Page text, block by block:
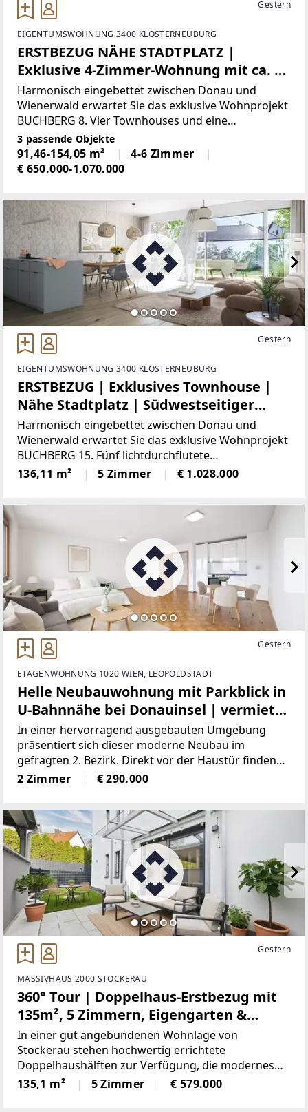
Gestern
EIGENTUMSWOHNUNG 3400 KLOSTERNEUBURG
ERSTBEZUG NÄHE STADTPLATZ |
Exklusive 4-Zimmer-Wohnung mit ca. 10
m² Balkon | Sole-Wasser-Wärmepumpe
| TG-Stellplatz
Harmonisch eingebettet zwischen Donau und
Wienerwald erwartet Sie das exklusive Wohnprojekt
BUCHBERG 8. Vier Townhouses und eine
Wohnung entstehen im Herzen von Klosterneuburg
und sind voll und ganz Ihrer freien Entfaltung
gewidmet. Großzügige
3 passende Objekte
91,46-154,05 m²
4-6 Zimmer
€ 650.000-1.070.000
Gestern
EIGENTUMSWOHNUNG 3400 KLOSTERNEUBURG
ERSTBEZUG | Exklusives Townhouse |
Nähe Stadtplatz | Südwestseitiger
Eigengarten und Dachgarten | Sole-
Wasser-Wärmepumpe
Harmonisch eingebettet zwischen Donau und
Wienerwald erwartet Sie das exklusive Wohnprojekt
BUCHBERG 15. Fünf lichtdurchflutete
Townhousesentstehen im Herzen von
Klosterneuburg und sind voll und ganz Ihrer freien
136,11 m² 5 Zimmer € 1.028.000
Gestern
ETAGENWOHNUNG 1020 WIEN, LEOPOLDSTADT
Helle Neubauwohnung mit Parkblick in
U-Bahnnähe bei Donauinsel | vermietet
bis 2031 | freier Mietzins | modernes
Gebäude inkl. Tiefgarage
In einer hervorragend ausgebauten Umgebung
präsentiert sich dieser moderne Neubau im
gefragten 2. Bezirk. Direkt vor der Haustür finden
sich zahlreiche Einkaufsmöglichkeiten &
Gastronomen, die den Alltag besonders
2 Zimmer € 290.000
Gestern
MASSIVHAUS 2000 STOCKERAU
360° Tour | Doppelhaus-Erstbezug mit
135m², 5 Zimmern, Eigengarten &
Luftwärmepumpe | überdachter KFZ-
Stellplatz
In einer gut angebundenen Wohnlage von
Stockerau stehen hochwertig errichtete
Doppelhaushälften zur Verfügung, die modernes
Wohnen mit Alltagstauglichkeit verbinden.Die
Häuser sind bereits fertiggestellt und sofort
135,1 m² 5 Zimmer € 579.000